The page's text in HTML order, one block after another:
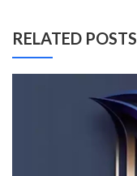
RELATED POSTS